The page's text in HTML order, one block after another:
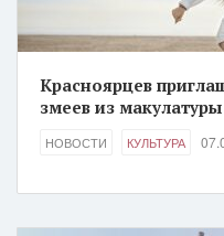
Красноярцев
змеев из макулатуры
НОВОСТИ КУЛЬТУРА